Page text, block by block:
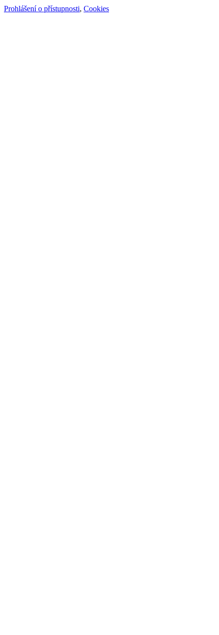
Prohlášení o přístupnosti, Cookies